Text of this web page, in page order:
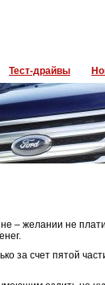
Тест-драйвы
– желании не
за счет пятой